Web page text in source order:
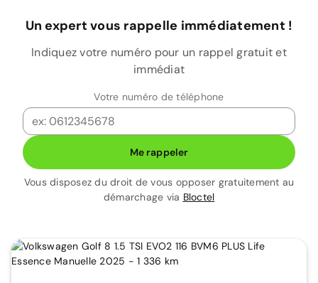
Un expert vous rappelle immédiatement !
Indiquez votre numéro pour un rappel gratuit et
immédiat
Votre numéro de téléphone
Me rappeler
Vous disposez du droit de vous opposer gratuitement au
démarchage via Bloctel